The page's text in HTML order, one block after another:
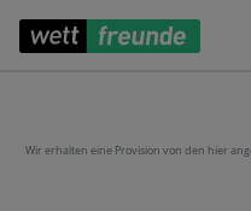
Wir erhalten eine Provision von den hier